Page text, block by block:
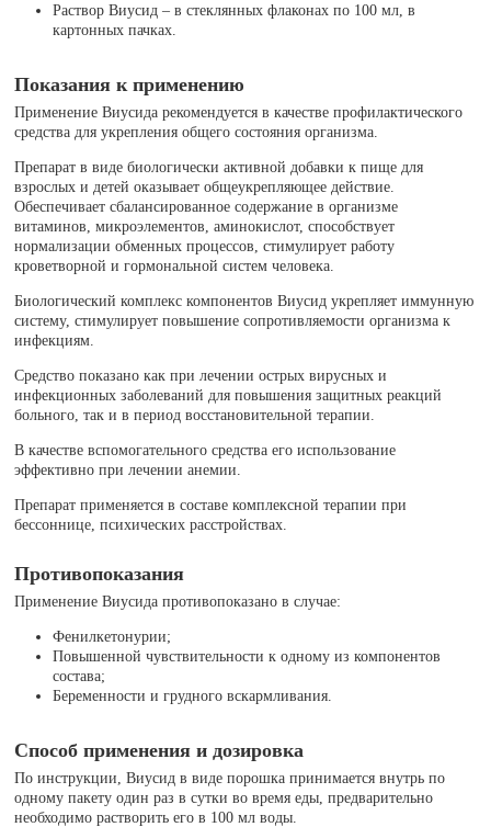
Раствор Виусид – в стеклянных флаконах по 100 мл, в
картонных пачках.
Показания к применению
Применение Виусида рекомендуется в качестве профилактического
средства для укрепления общего состояния организма.
Препарат в виде биологически активной добавки к пище для
взрослых и детей оказывает общеукрепляющее действие.
Обеспечивает сбалансированное содержание в организме
витаминов, микроэлементов, аминокислот, способствует
нормализации обменных процессов, стимулирует работу
кроветворной и гормональной систем человека.
Биологический комплекс компонентов Виусид укрепляет иммунную
систему, стимулирует повышение сопротивляемости организма к
инфекциям.
Средство показано как при лечении острых вирусных и
инфекционных заболеваний для повышения защитных реакций
больного, так и в период восстановительной терапии.
В качестве вспомогательного средства его использование
эффективно при лечении анемии.
Препарат применяется в составе комплексной терапии при
бессоннице, психических расстройствах.
Противопоказания
Применение Виусида противопоказано в случае:
Фенилкетонурии;
Повышенной чувствительности к одному из компонентов
состава;
Беременности и грудного вскармливания.
Способ применения и дозировка
По инструкции, Виусид в виде порошка принимается внутрь по
одному пакету один раз в сутки во время еды, предварительно
необходимо растворить его в 100 мл воды.